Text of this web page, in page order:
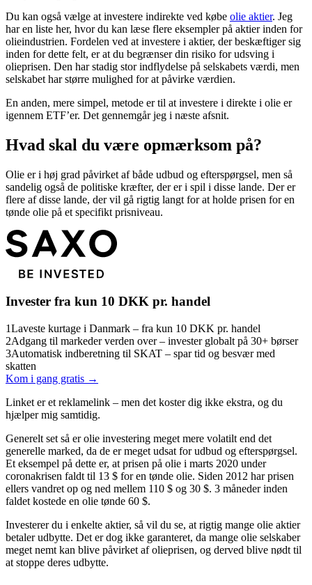
Du kan også vælge at investere indirekte ved købe olie aktier. Jeg
har en liste her, hvor du kan læse flere eksempler på aktier inden for
olieindustrien. Fordelen ved at investere i aktier, der beskæftiger sig
inden for dette felt, er at du begrænser din risiko for udsving i
olieprisen. Den har stadig stor indflydelse på selskabets værdi, men
selskabet har større mulighed for at påvirke værdien.
En anden, mere simpel, metode er til at investere i direkte i olie er
igennem ETF’er. Det gennemgår jeg i næste afsnit.
Hvad skal du være opmærksom på?
Olie er i høj grad påvirket af både udbud og efterspørgsel, men så
sandelig også de politiske kræfter, der er i spil i disse lande. Der er
flere af disse lande, der vil gå rigtig langt for at holde prisen for en
tønde olie på et specifikt prisniveau.
Invester fra kun 10 DKK pr. handel
1Laveste kurtage i Danmark – fra kun 10 DKK pr. handel
2Adgang til markeder verden over – invester globalt på 30+ børser
3Automatisk indberetning til SKAT – spar tid og besvær med
skatten
Kom i gang gratis →
Linket er et reklamelink – men det koster dig ikke ekstra, og du
hjælper mig samtidig.
Generelt set så er olie investering meget mere volatilt end det
generelle marked, da de er meget udsat for udbud og efterspørgsel.
Et eksempel på dette er, at prisen på olie i marts 2020 under
coronakrisen faldt til 13 $ for en tønde olie. Siden 2012 har prisen
ellers vandret op og ned mellem 110 $ og 30 $. 3 måneder inden
faldet kostede en olie tønde 60 $.
Investerer du i enkelte aktier, så vil du se, at rigtig mange olie aktier
betaler udbytte. Det er dog ikke garanteret, da mange olie selskaber
meget nemt kan blive påvirket af olieprisen, og derved blive nødt til
at stoppe deres udbytte.